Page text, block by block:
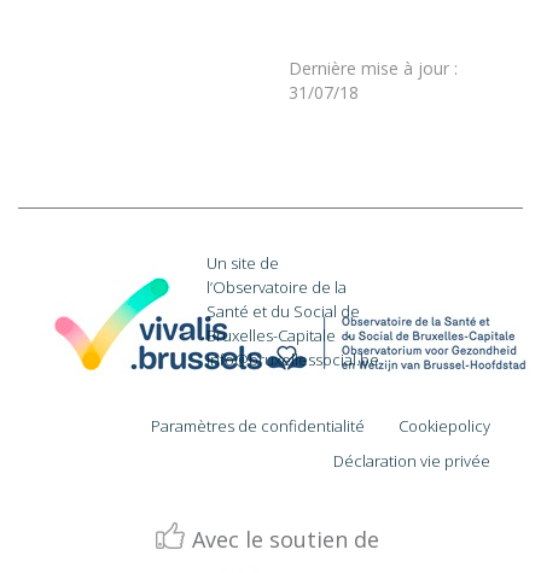
Dernière mise à jour :
31/07/18
Un site de
l’Observatoire de la
Santé et du Social de
Bruxelles-Capitale ·
info@bruxellessocial.be
Paramètres de confidentialité
Cookiepolicy
Déclaration vie privée
Avec le soutien de